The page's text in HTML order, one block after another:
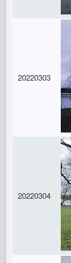
20220303
20220304